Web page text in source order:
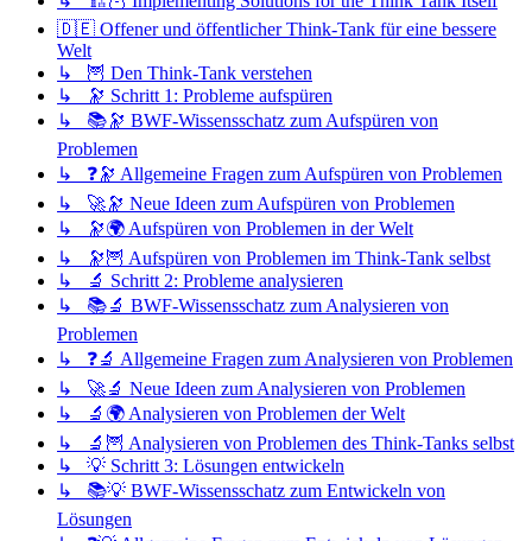
🇩🇪 Offener und öffentlicher Think-Tank für eine bessere
Welt
↳ 🦉 Den Think-Tank verstehen
↳ 🔭 Schritt 1: Probleme aufspüren
↳ 📚🔭 BWF-Wissensschatz zum Aufspüren von
Problemen
↳ ❓🔭 Allgemeine Fragen zum Aufspüren von Problemen
↳ 🚀🔭 Neue Ideen zum Aufspüren von Problemen
↳ 🔭🌍 Aufspüren von Problemen in der Welt
↳ 🔭🦉 Aufspüren von Problemen im Think-Tank selbst
↳ 🔬 Schritt 2: Probleme analysieren
↳ 📚🔬 BWF-Wissensschatz zum Analysieren von
Problemen
↳ ❓🔬 Allgemeine Fragen zum Analysieren von Problemen
↳ 🚀🔬 Neue Ideen zum Analysieren von Problemen
↳ 🔬🌍 Analysieren von Problemen der Welt
↳ 🔬🦉 Analysieren von Problemen des Think-Tanks selbst
↳ 💡 Schritt 3: Lösungen entwickeln
↳ 📚💡 BWF-Wissensschatz zum Entwickeln von
Lösungen